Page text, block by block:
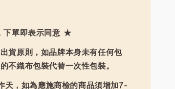
下單即表示同意 ★
貨原則，如品牌本身未有任何包
不織布包裝代替一次性包裝。
天，如為應施商檢的商品須增加7-